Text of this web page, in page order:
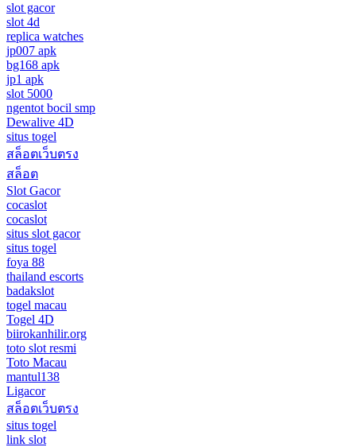
slot gacor
slot 4d
replica watches
jp007 apk
bg168 apk
jp1 apk
slot 5000
ngentot bocil smp
Dewalive 4D
situs togel
สล็อตเว็บตรง
สล็อต
Slot Gacor
cocaslot
cocaslot
situs slot gacor
situs togel
foya 88
thailand escorts
badakslot
togel macau
Togel 4D
biirokanhilir.org
toto slot resmi
Toto Macau
mantul138
Ligacor
สล็อตเว็บตรง
situs togel
link slot